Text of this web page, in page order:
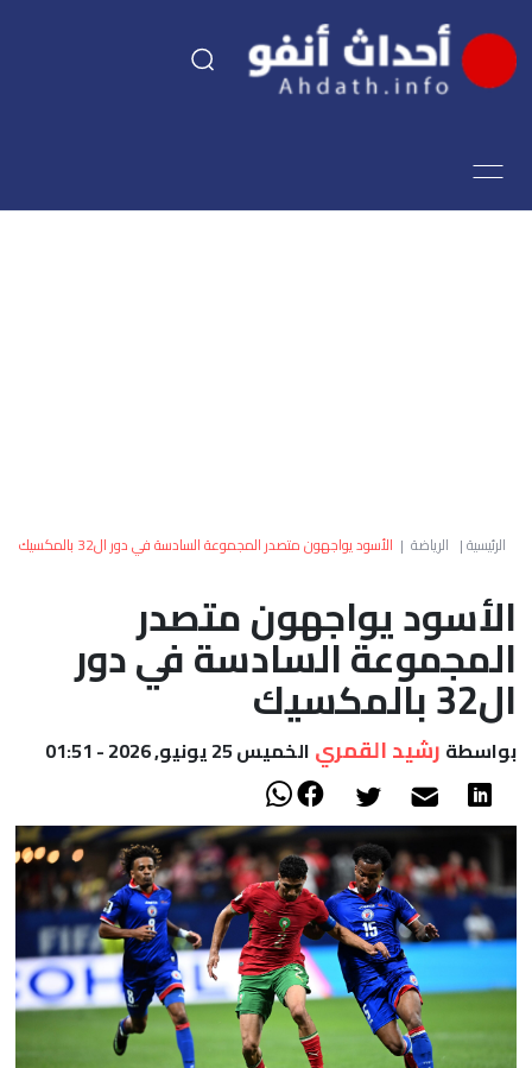
اقتصاد
العالم
أعمدة
الصحراء
الرئيسية| الرياضة | الأسود يواجهون متصدر المجموعة السادسة في دور ال32 بالمكسيك
الأسود يواجهون متصدر
المجموعة السادسة في دور
ال32 بالمكسيك
بواسطة رشيد القمري الخميس 25 يونيو, 2026 - 01:51